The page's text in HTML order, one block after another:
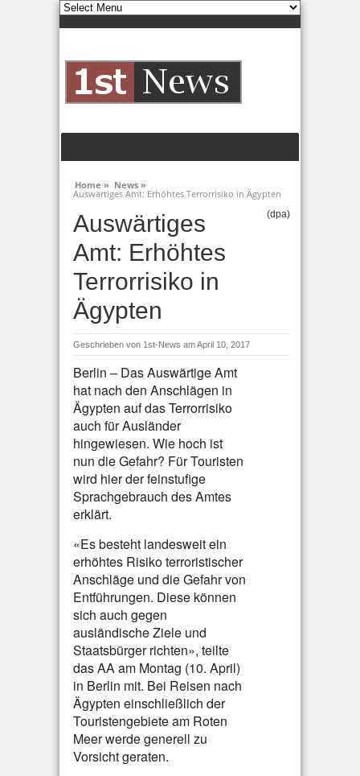
Home » News »
Auswärtiges Amt: Erhöhtes Terrorrisiko in Ägypten
Auswärtiges
Amt: Erhöhtes
Terrorrisiko in
Ägypten
(dpa)
Geschrieben von 1st-News am April 10, 2017
Berlin – Das Auswärtige Amt
hat nach den Anschlägen in
Ägypten auf das Terrorrisiko
auch für Ausländer
hingewiesen. Wie hoch ist
nun die Gefahr? Für Touristen
wird hier der feinstufige
Sprachgebrauch des Amtes
erklärt.
«Es besteht landesweit ein
erhöhtes Risiko terroristischer
Anschläge und die Gefahr von
Entführungen. Diese können
sich auch gegen
ausländische Ziele und
Staatsbürger richten», teilte
das AA am Montag (10. April)
in Berlin mit. Bei Reisen nach
Ägypten einschließlich der
Touristengebiete am Roten
Meer werde generell zu
Vorsicht geraten.